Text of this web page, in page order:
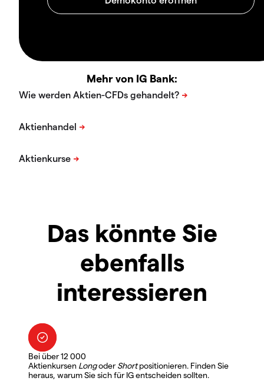
Mehr von IG Bank:
Das könnte Sie
ebenfalls
interessieren
Bei über 12 000
Aktienkursen LongoderShortpositionieren. Finden Sie
heraus, warum Sie sich für IG entscheiden sollten.